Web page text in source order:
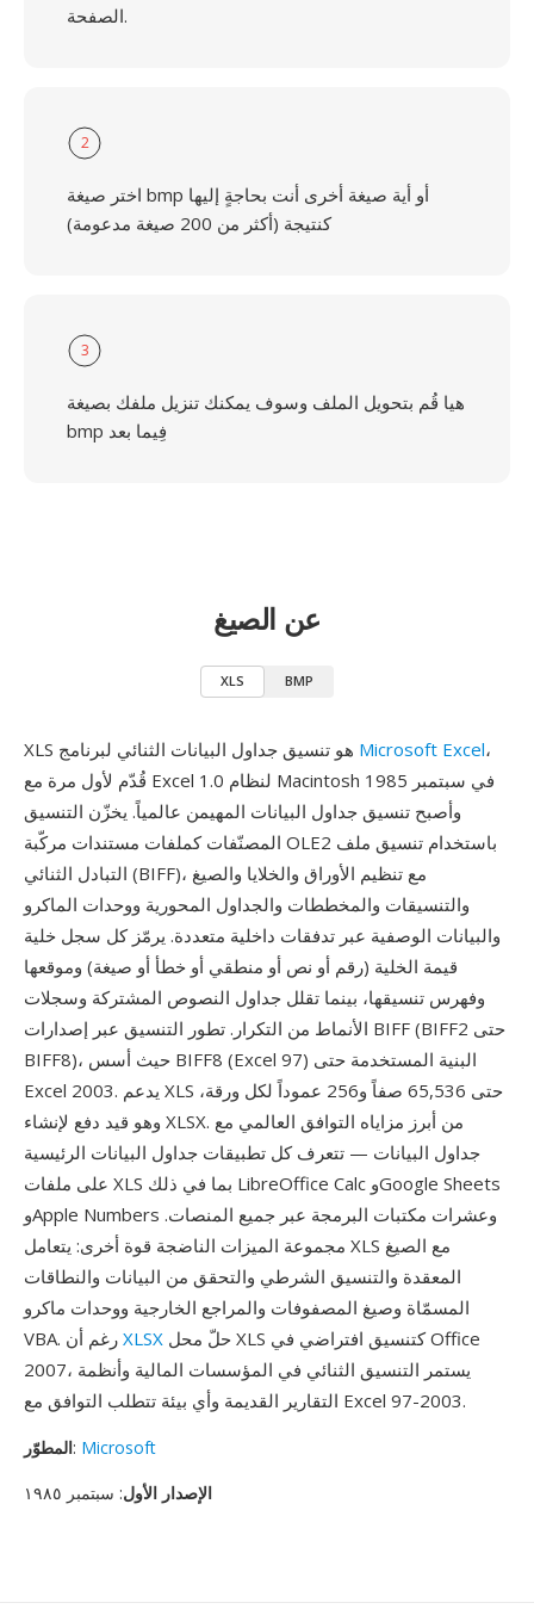
الصفحة.
2
اختر صيغة bmp أو أية صيغة أخرى أنت بحاجةٍ إليها
كنتيجة (أكثر من 200 صيغة مدعومة)
3
هيا قُم بتحويل الملف وسوف يمكنك تنزيل ملفك بصيغة
bmp فِيما بعد
عن الصيغ
XLS BMP
Microsoft Excel،
قُدّم لأول مرة مع Excel 1.0 لنظام Macintosh في سبتمبر 1985
وأصبح تنسيق جداول البيانات المهيمن عالمياً. يخزّن التنسيق
المصنّفات كملفات مستندات مركّبة OLE2 باستخدام تنسيق ملف
التبادل الثنائي (BIFF)، مع تنظيم الأوراق والخلايا والصيغ
والتنسيقات والمخططات والجداول المحورية ووحدات الماكرو
والبيانات الوصفية عبر تدفقات داخلية متعددة. يرمّز كل سجل خلية
قيمة الخلية (رقم أو نص أو منطقي أو خطأ أو صيغة) وموقعها
وفهرس تنسيقها، بينما تقلل جداول النصوص المشتركة وسجلات
الأنماط من التكرار. تطور التنسيق عبر إصدارات BIFF (BIFF2 حتى
BIFF8)، حيث أسس BIFF8 (Excel 97) البنية المستخدمة حتى
Excel 2003. يدعم XLS حتى 65,536 صفاً و256 عموداً لكل ورقة،
وهو قيد دفع لإنشاء XLSX. من أبرز مزاياه التوافق العالمي مع
جداول البيانات — تتعرف كل تطبيقات جداول البيانات الرئيسية
على ملفات XLS بما في ذلك LibreOffice Calc وGoogle Sheets
وApple Numbers وعشرات مكتبات البرمجة عبر جميع المنصات.
مجموعة الميزات الناضجة قوة أخرى: يتعامل XLS مع الصيغ
المعقدة والتنسيق الشرطي والتحقق من البيانات والنطاقات
المسمّاة وصيغ المصفوفات والمراجع الخارجية ووحدات ماكرو
XLSX
2007، يستمر التنسيق الثنائي في المؤسسات المالية وأنظمة
التقارير القديمة وأي بيئة تتطلب التوافق مع Excel 97-2003.
المطوّر: Microsoft
الإصدار الأول: سبتمبر ١٩٨٥